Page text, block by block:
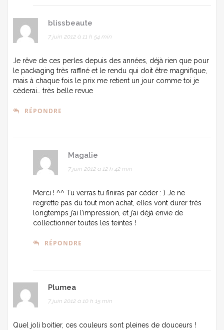
blissbeaute
7 juin 2012 à 11 h 54 min
Je rêve de ces perles depuis des années, déjà rien que pour
le packaging très raffiné et le rendu qui doit être magnifique,
mais à chaque fois le prix me retient un jour comme toi je
cèderai… très belle revue
RÉPONDRE
Magalie
7 juin 2012 à 12 h 42 min
Merci ! ^^ Tu verras tu finiras par céder : ) Je ne
regrette pas du tout mon achat, elles vont durer très
longtemps j’ai l’impression, et j’ai déjà envie de
collectionner toutes les teintes !
RÉPONDRE
Plumea
7 juin 2012 à 10 h 15 min
Quel joli boitier, ces couleurs sont pleines de douceurs !